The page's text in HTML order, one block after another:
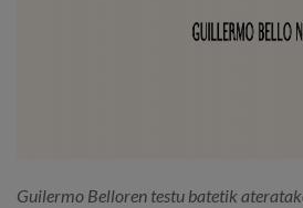
Guilermo Belloren testu batetik